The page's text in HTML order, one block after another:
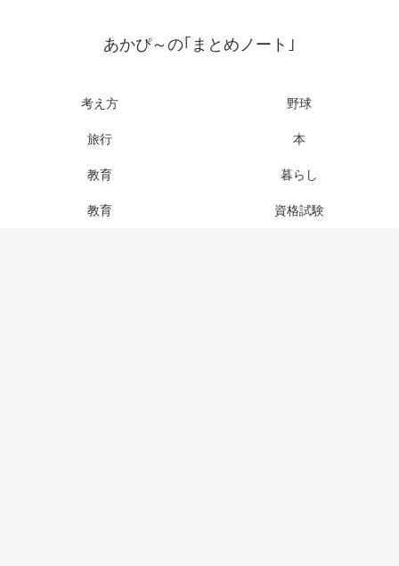
あかぴ～の｢まとめノート｣
考え方 野球
旅行 本
教育 暮らし
教育 資格試験